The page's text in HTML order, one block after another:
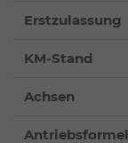
Erstzulassung
KM-Stand
Achsen
Antriebsformel